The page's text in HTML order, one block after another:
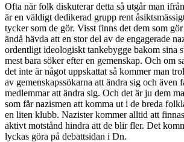
Ofta när folk diskuterar detta så utgår man
är en väldigt dedikerad grupp rent
tycker som de gör. Visst finns det dem som
ändå hävda att en stor del av de engagerade
ordentligt ideologiskt tankebygge bakom sina
mest bara söker efter en gemenskap. Och om
det inte är något uppskattat så kommer man
av gemenskapssökarna att ändra sig och även
medlemmar att ändra sig. Och det är ju dem
som får nazismen att komma ut i de breda
en liten klubb. Nazister kommer alltid att
aktivt motstånd hindra att de blir fler. Det
lyckas göra på debattsidan i Dn.